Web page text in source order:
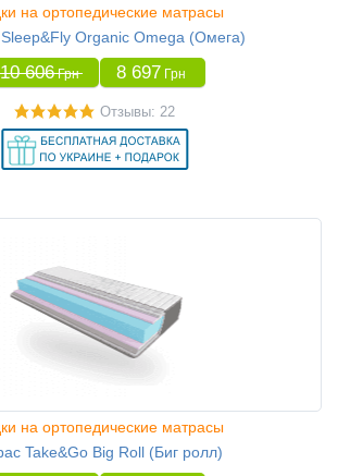
на ортопедические матрасы
Organic Omega (Омега)
10 606 Грн 8 697 Грн
Отзывы: 22
на ортопедические матрасы
Take&Go Big Roll (Биг ролл)